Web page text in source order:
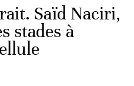
Saïd Naciri,
stades à